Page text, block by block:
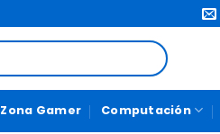
Zona Gamer Computación